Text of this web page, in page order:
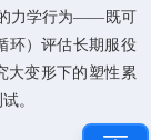
力学行为——既可
环）评估长期服役
大变形下的塑性累
。